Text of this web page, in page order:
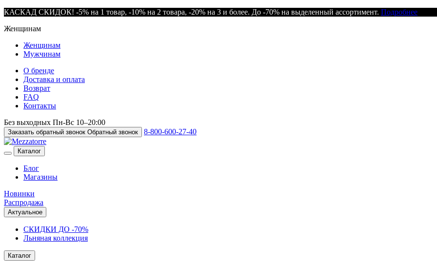
КАСКАД СКИДОК! -5% на 1 товар, -10% на 2 товара, -20% на 3 и более. До -70% на выделенный ассортимент. Подробнее
Женщинам
Женщинам
Мужчинам
О бренде
Доставка и оплата
Возврат
FAQ
Контакты
Без выходных Пн-Вс 10–20:00
Заказать обратный звонок Обратный звонок 8-800-600-27-40
Каталог
Блог
Магазины
Новинки
Распродажа
Актуальное
СКИДКИ ДО -70%
Льняная коллекция
Каталог